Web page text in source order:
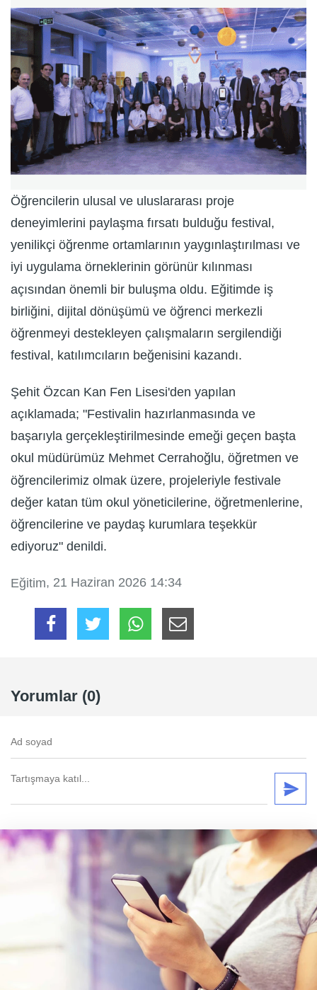
Öğrencilerin ulusal ve uluslararası proje
deneyimlerini paylaşma fırsatı bulduğu festival,
yenilikçi öğrenme ortamlarının yaygınlaştırılması ve
iyi uygulama örneklerinin görünür kılınması
açısından önemli bir buluşma oldu. Eğitimde iş
birliğini, dijital dönüşümü ve öğrenci merkezli
öğrenmeyi destekleyen çalışmaların sergilendiği
festival, katılımcıların beğenisini kazandı.
Şehit Özcan Kan Fen Lisesi'den yapılan
açıklamada; "Festivalin hazırlanmasında ve
başarıyla gerçekleştirilmesinde emeği geçen başta
okul müdürümüz Mehmet Cerrahoğlu, öğretmen ve
öğrencilerimiz olmak üzere, projeleriyle festivale
değer katan tüm okul yöneticilerine, öğretmenlerine,
öğrencilerine ve paydaş kurumlara teşekkür
ediyoruz" denildi.
Eğitim, 21 Haziran 2026 14:34
Yorumlar (0)